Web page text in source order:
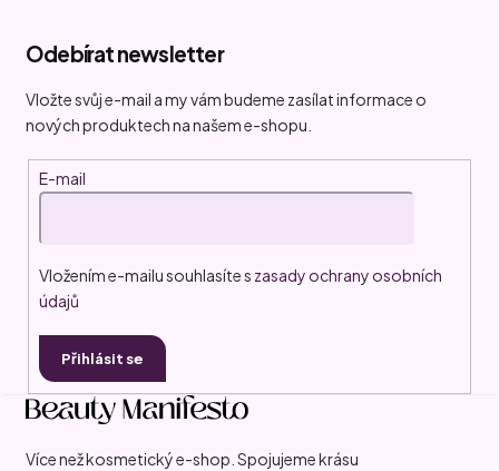
Odebírat newsletter
Vložte svůj e-mail a my vám budeme zasílat informace o
nových produktech na našem e-shopu.
E-mail
Vložením e-mailu souhlasíte s zasady ochrany osobních
údajů
Přihlásit se
Více než kosmetický e-shop. Spojujeme krásu